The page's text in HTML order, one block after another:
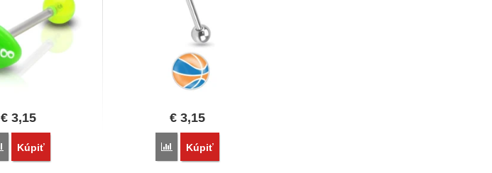
€3,15
Porovnať
Kúpiť
€3,15
Porovnať
Kúpiť